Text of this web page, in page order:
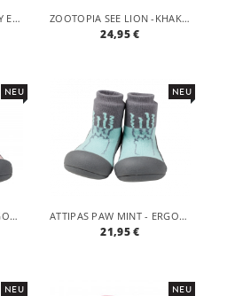
ZOOTOPIA PANDA -GRAY ERGONOMISCHE BABY LAUFLERNSCHUHE, ATMUNGSAKTIVE KINDER HAUSSCHUHE ABS SOCKEN BABYSCHUHE ANTIRUTSCH ZOOTOPIA SEE LION -KHAKI ERGONOMISCHE BABY LAUFLERNSCHUHE, ATMUNGSAKTIVE KINDER HAUSSCHUHE ABS SOCKEN BABYSCHUHE ANTIRUTSCH
24,95 €
NEU
ATTIPAS PAW PINK - ERGONOMISCHE BABY LAUFLERNSCHUHE, ATMUNGSAKTIVE KINDER HAUSSCHUHE ABS SOCKEN BABYSCHUHE ANTIRUTSCH
NEU
ATTIPAS PAW MINT - ERGONOMISCHE BABY LAUFLERNSCHUHE, ATMUNGSAKTIVE KINDER HAUSSCHUHE ABS SOCKEN BABYSCHUHE ANTIRUTSCH
21,95 €
NEU NEU